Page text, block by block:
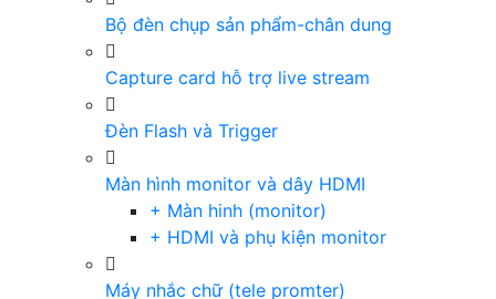
Bộ đèn chụp sản phẩm-chân dung
Capture card hỗ trợ live stream
Đèn Flash và Trigger
Màn hình monitor và dây HDMI
+ Màn hinh (monitor)
+ HDMI và phụ kiện monitor
Máy nhắc chữ (tele promter)